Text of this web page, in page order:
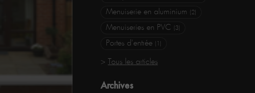
Menuiserie en aluminium (2)
Menuiseries en PVC (3)
Portes d'entrée (1)
Tous les articles
Archives